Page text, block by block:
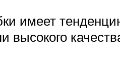
имеет
высокого